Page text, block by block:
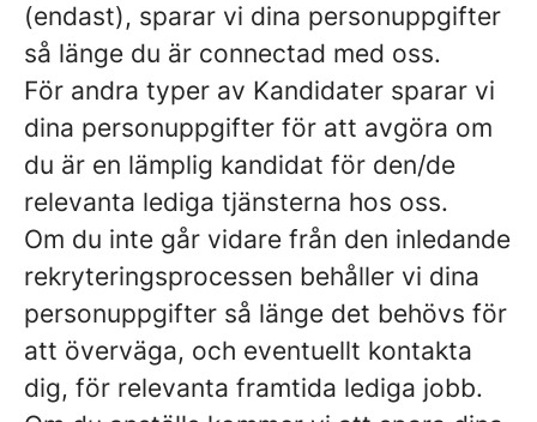
(endast), sparar vi dina personuppgifter
så länge du är connectad med oss.
För andra typer av Kandidater sparar vi
dina personuppgifter för att avgöra om
du är en lämplig kandidat för den/de
relevanta lediga tjänsterna hos oss.
Om du inte går vidare från den inledande
rekryteringsprocessen behåller vi dina
personuppgifter så länge det behövs för
att överväga, och eventuellt kontakta
dig, för relevanta framtida lediga jobb.